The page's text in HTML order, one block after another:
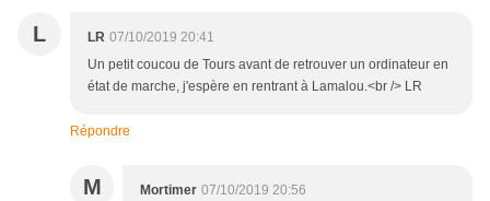
L LR 07/10/2019 20:41
Un petit coucou de Tours avant de retrouver un ordinateur en
état de marche, j'espère en rentrant à Lamalou.<br /> LR
Répondre
M Mortimer 07/10/2019 20:56